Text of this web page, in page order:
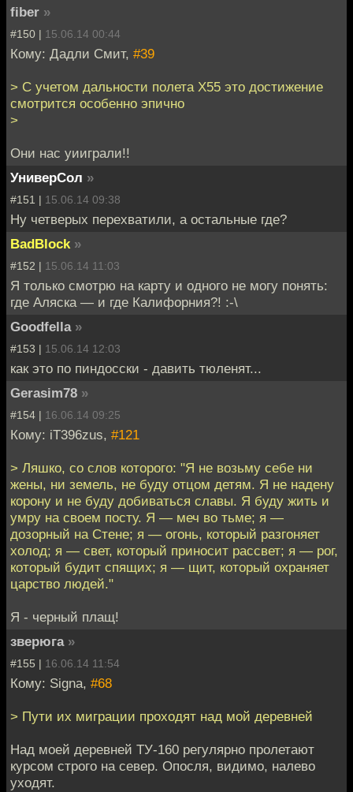
fiber »
#150 | 15.06.14 00:44
Кому: Дадли Смит, #39
> С учетом дальности полета Х55 это достижение
смотрится особенно эпично
>
Они нас уииграли!!
УниверСол »
#151 | 15.06.14 09:38
Ну четверых перехватили, а остальные где?
BadBlock »
#152 | 15.06.14 11:03
Я только смотрю на карту и одного не могу понять:
где Аляска — и где Калифорния?! :-\
Goodfella »
#153 | 15.06.14 12:03
как это по пиндосски - давить тюленят...
Gerasim78 »
#154 | 16.06.14 09:25
Кому: iT396zus, #121
> Ляшко, со слов которого: "Я не возьму себе ни
жены, ни земель, не буду отцом детям. Я не надену
корону и не буду добиваться славы. Я буду жить и
умру на своем посту. Я — меч во тьме; я —
дозорный на Стене; я — огонь, который разгоняет
холод; я — свет, который приносит рассвет; я — рог,
который будит спящих; я — щит, который охраняет
царство людей."
Я - черный плащ!
зверюга »
#155 | 16.06.14 11:54
Кому: Signa, #68
> Пути их миграции проходят над мой деревней
Над моей деревней ТУ-160 регулярно пролетают
курсом строго на север. Опосля, видимо, налево
уходят.